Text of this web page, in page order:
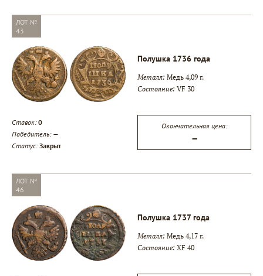
▾
ЛОТ №
43
Полушка 1736 года
Металл: Медь 4,09 г.
Состояние: VF 30
Ставок:0
Победитель: —
Статус:Закрыт
Окончательная цена:
—
ЛОТ №
46
Полушка 1737 года
Металл: Медь 4,17 г.
Состояние: XF 40